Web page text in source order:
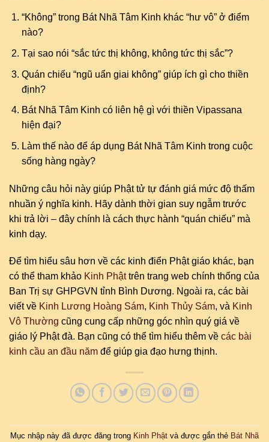
“Không” trong Bát Nhã Tâm Kinh khác “hư vô” ở điểm
nào?
Tại sao nói “sắc tức thị không, không tức thị sắc”?
Quán chiếu “ngũ uẩn giai không” giúp ích gì cho thiền
định?
Bát Nhã Tâm Kinh có liên hệ gì với thiền Vipassana
hiện đại?
Làm thế nào để áp dụng Bát Nhã Tâm Kinh trong cuộc
sống hàng ngày?
Những câu hỏi này giúp Phật tử tự đánh giá mức độ thấm
nhuần ý nghĩa kinh. Hãy dành thời gian suy ngẫm trước
khi trả lời – đây chính là cách thực hành “quán chiếu” mà
kinh dạy.
Để tìm hiểu sâu hơn về các kinh điển Phật giáo khác, bạn
có thể tham khảo Kinh Phậttrên trang web chính thống của
Ban Trị sự GHPGVN tỉnh Bình Dương. Ngoài ra, các bài
viết về Kinh Lương Hoàng Sám, Kinh Thủy Sám, và Kinh
Vô Thường cũng cung cấp những góc nhìn quý giá về
giáo lý Phật đà. Bạn cũng có thể tìm hiểu thêm về các bài
kinh cầu an đầu năm để giúp gia đạo hưng thịnh.
Mục nhập này đã được đăng trong Kinh Phật và được gắn thẻ Bát Nhã